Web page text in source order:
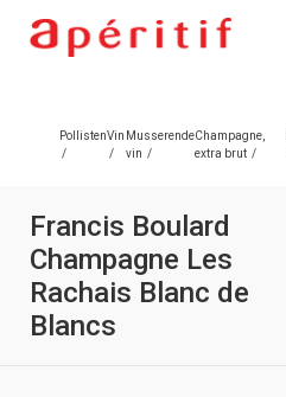
Pollisten
/
Vin
/
Musserende
vin /
Champagne,
extra brut /
Francis Boulard
Champagne Les
Rachais Blanc de
Blancs